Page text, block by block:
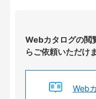
Webカタログの閲
らご依頼いただけま
Web